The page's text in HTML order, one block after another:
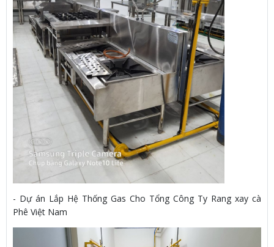
- Dự án Lắp Hệ Thống Gas Cho Tổng Công Ty Rang xay cà
Phê Việt Nam